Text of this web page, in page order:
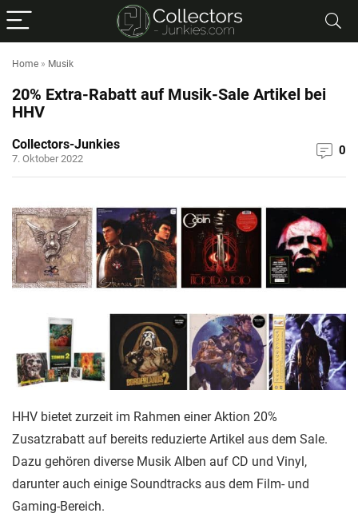
Home » Musik
20% Extra-Rabatt auf Musik-Sale Artikel bei
HHV
Collectors-Junkies
7. Oktober 2022
0
HHV bietet zurzeit im Rahmen einer Aktion 20%
Zusatzrabatt auf bereits reduzierte Artikel aus dem Sale.
Dazu gehören diverse Musik Alben auf CD und Vinyl,
darunter auch einige Soundtracks aus dem Film- und
Gaming-Bereich.